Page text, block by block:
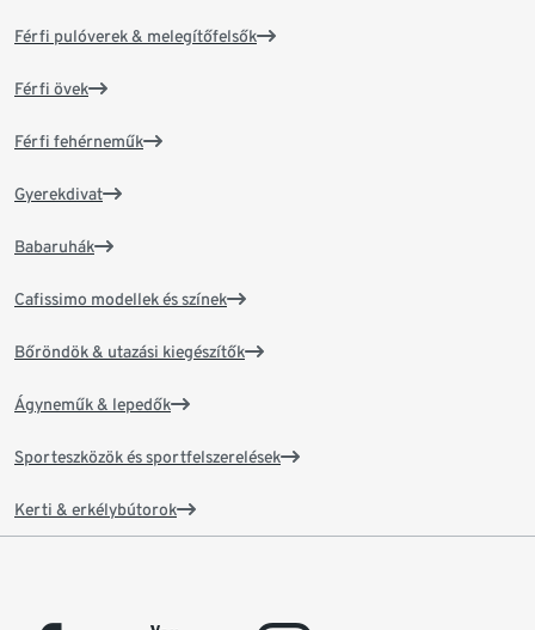
Férfi pulóverek & melegítőfelsők
Férfi övek
Férfi fehérneműk
Gyerekdivat
Babaruhák
Cafissimo modellek és színek
Bőröndök & utazási kiegészítők
Ágyneműk & lepedők
Sporteszközök és sportfelszerelések
Kerti & erkélybútorok